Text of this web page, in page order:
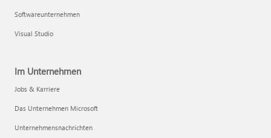
Softwareunternehmen
Visual Studio
Im Unternehmen
Jobs & Karriere
Das Unternehmen Microsoft
Unternehmensnachrichten